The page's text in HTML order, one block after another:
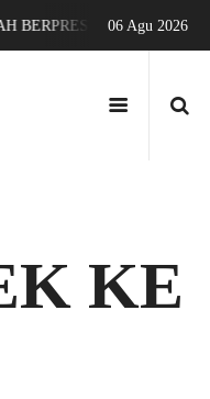
DAN MENDUNIA
06 Agu 2026
KE